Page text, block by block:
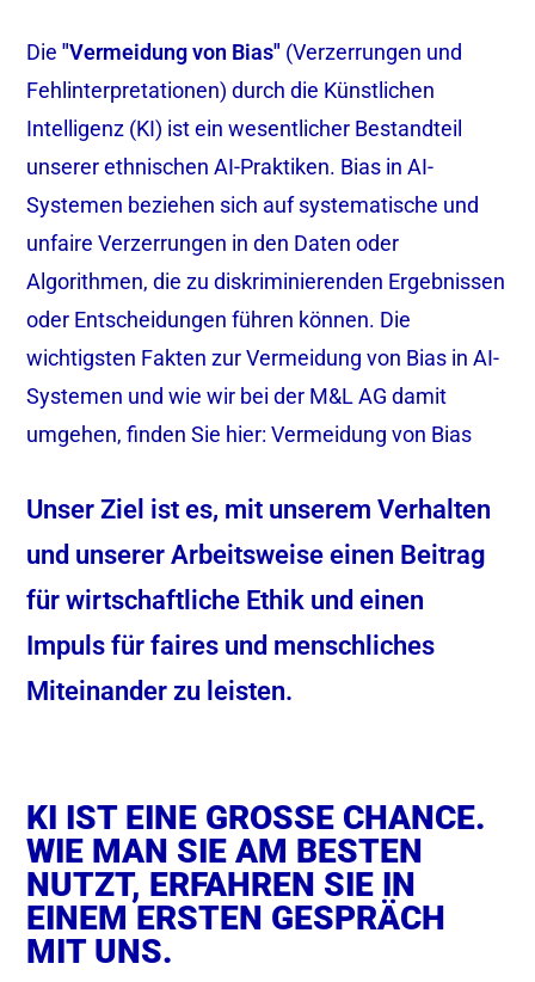
Die"Vermeidung von Bias" (Verzerrungen und
Fehlinterpretationen) durch die Künstlichen
Intelligenz (KI) ist ein wesentlicher Bestandteil
unserer ethnischen AI-Praktiken. Bias in AI-
Systemen beziehen sich auf systematische und
unfaire Verzerrungen in den Daten oder
Algorithmen, die zu diskriminierenden Ergebnissen
oder Entscheidungen führen können. Die
wichtigsten Fakten zur Vermeidung von Bias in AI-
Systemen und wie wir bei der M&L AG damit
umgehen, finden Sie hier:Vermeidung von Bias
Unser Ziel ist es, mit unserem Verhalten
und unserer Arbeitsweise einen Beitrag
für wirtschaftliche Ethik und einen
Impuls für faires und menschliches
Miteinander zu leisten.
KI IST EINE GROSSE CHANCE. W
IE MAN SIE AM BESTEN N
UTZT, ERFAHREN SIE IN E
INEM ERSTEN GESPRÄCH M
IT UNS.